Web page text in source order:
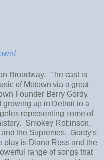
Broadway. The cast is
of Motown via a great
Founder Berry Gordy.
growing up in Detroit to a
representing some of
Smokey Robinson,
the Supremes. Gordy's
play is Diana Ross and the
range of songs that